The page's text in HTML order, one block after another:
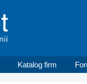
Katalog firm